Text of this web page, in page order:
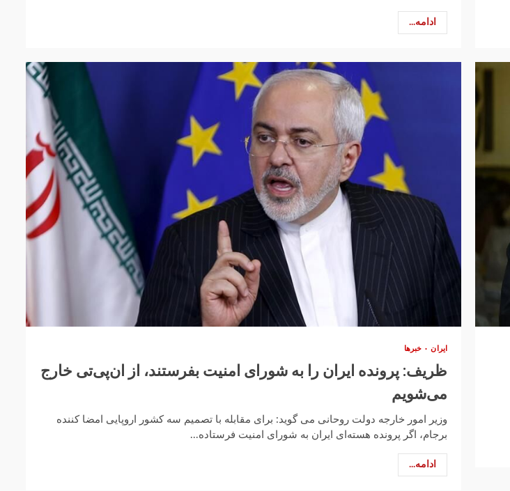
ادامه...
ایران خبرها
ظریف: پرونده ایران را به شورای امنیت بفرستند، از ان‌پی‌تی خارج
می‌شویم
وزیر امور خارجه دولت روحانی می گوید: برای مقابله با تصمیم سه کشور اروپایی امضا کننده
برجام، اگر پرونده هسته‌ای ایران به شورای امنیت فرستاده...
ادامه...